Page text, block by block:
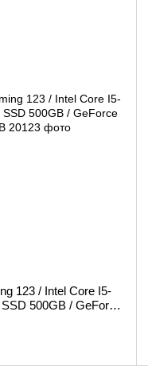
123 / Intel Core I5-
500GB / GeForce